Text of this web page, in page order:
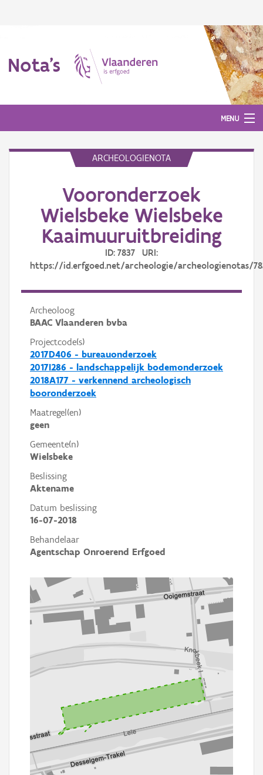
Nota's
MENU
ARCHEOLOGIENOTA
Vooronderzoek
Wielsbeke Wielsbeke
Kaaimuuruitbreiding
ID: 7837 URI:
https://id.erfgoed.net/archeologie/archeologienotas/
Archeoloog
BAAC Vlaanderen bvba
Projectcode(s)
2017D406 - bureauonderzoek
2017I286 - landschappelijk bodemonderzoek
2018A177 - verkennend archeologisch
booronderzoek
Maatregel(en)
geen
Gemeente(n)
Wielsbeke
Beslissing
Aktename
Datum beslissing
16-07-2018
Behandelaar
Agentschap Onroerend Erfgoed